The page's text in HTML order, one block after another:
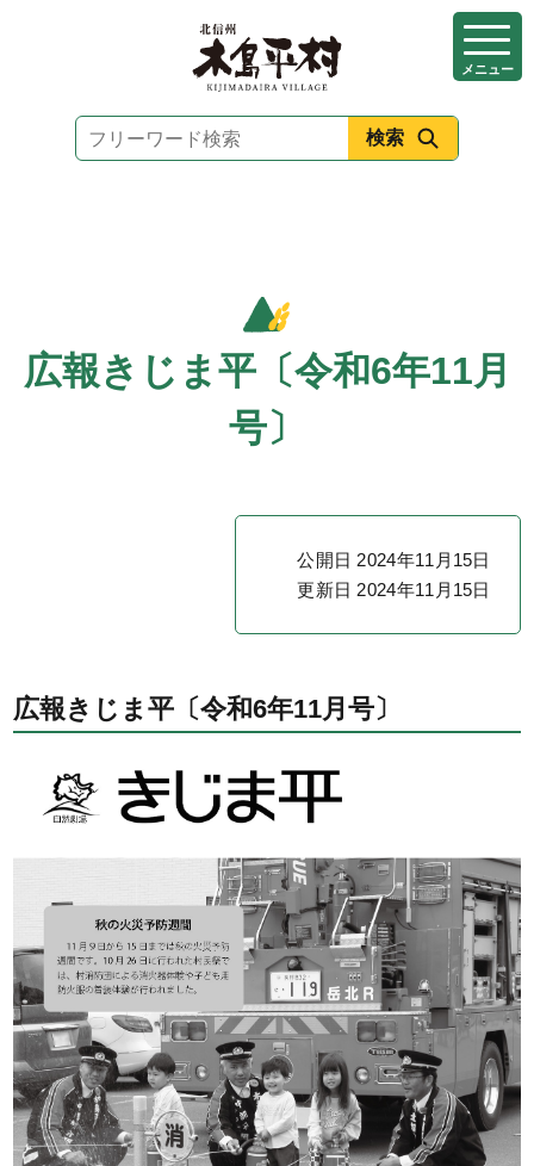
メニュー
広報きじま平〔令和6年11月
号〕
公開日 2024年11月15日
更新日 2024年11月15日
広報きじま平〔令和6年11月号〕